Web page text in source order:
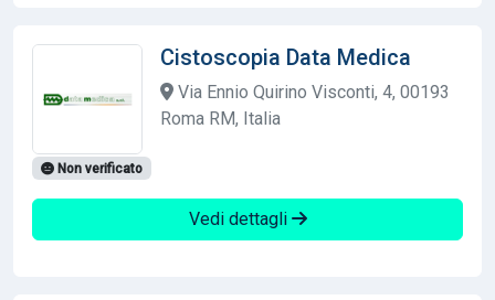
Cistoscopia Data Medica
Via Ennio Quirino Visconti, 4, 00193
Roma RM, Italia
Non verificato
Vedi dettagli